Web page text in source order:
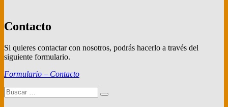
Contacto
Si quieres contactar con nosotros, podrás hacerlo a través del
siguiente formulario.
Formulario – Contacto
Buscar
por:
Buscar